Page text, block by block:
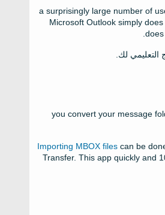
a surprisingly large number of
Microsoft Outlook simply
التعليمي لك.
you convert your message
Importing MBOX files can be
Transfer. This app quickly and